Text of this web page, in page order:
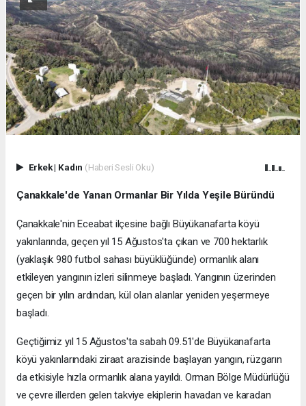
Erkek| Kadın (Haberi Sesli Oku)
Çanakkale'de Yanan Ormanlar Bir Yılda Yeşile Büründü
Çanakkale'nin Eceabat ilçesine bağlı Büyükanafarta köyü
yakınlarında, geçen yıl 15 Ağustos'ta çıkan ve 700 hektarlık
(yaklaşık 980 futbol sahası büyüklüğünde) ormanlık alanı
etkileyen yangının izleri silinmeye başladı. Yangının üzerinden
geçen bir yılın ardından, kül olan alanlar yeniden yeşermeye
başladı.
Geçtiğimiz yıl 15 Ağustos'ta sabah 09.51'de Büyükanafarta
köyü yakınlarındaki ziraat arazisinde başlayan yangın, rüzgarın
da etkisiyle hızla ormanlık alana yayıldı. Orman Bölge Müdürlüğü
ve çevre illerden gelen takviye ekiplerin havadan ve karadan